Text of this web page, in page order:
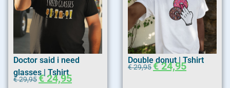
Doctor said i need
glasses | Tshirt
€29,95€24,95
Double donut | Tshirt
€29,95 €24,95